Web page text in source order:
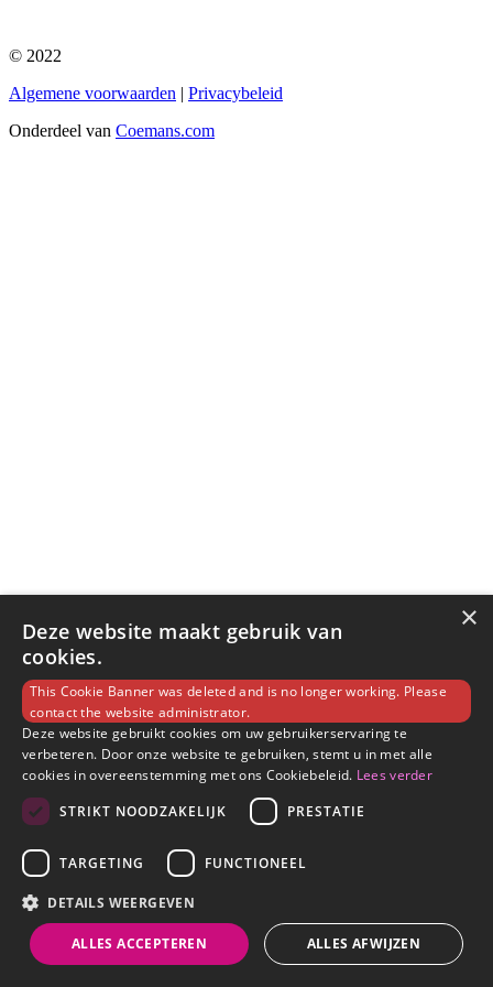
© 2022
Algemene voorwaarden | Privacybeleid
Onderdeel van Coemans.com
×
Deze website maakt gebruik van
cookies.
This Cookie Banner was deleted and is no longer working. Please
contact the website administrator.
Deze website gebruikt cookies om uw gebruikerservaring te
verbeteren. Door onze website te gebruiken, stemt u in met alle
cookies in overeenstemming met ons Cookiebeleid. Lees verder
STRIKT NOODZAKELIJK
PRESTATIE
TARGETING FUNCTIONEEL
DETAILS WEERGEVEN
ALLES ACCEPTEREN ALLES AFWIJZEN